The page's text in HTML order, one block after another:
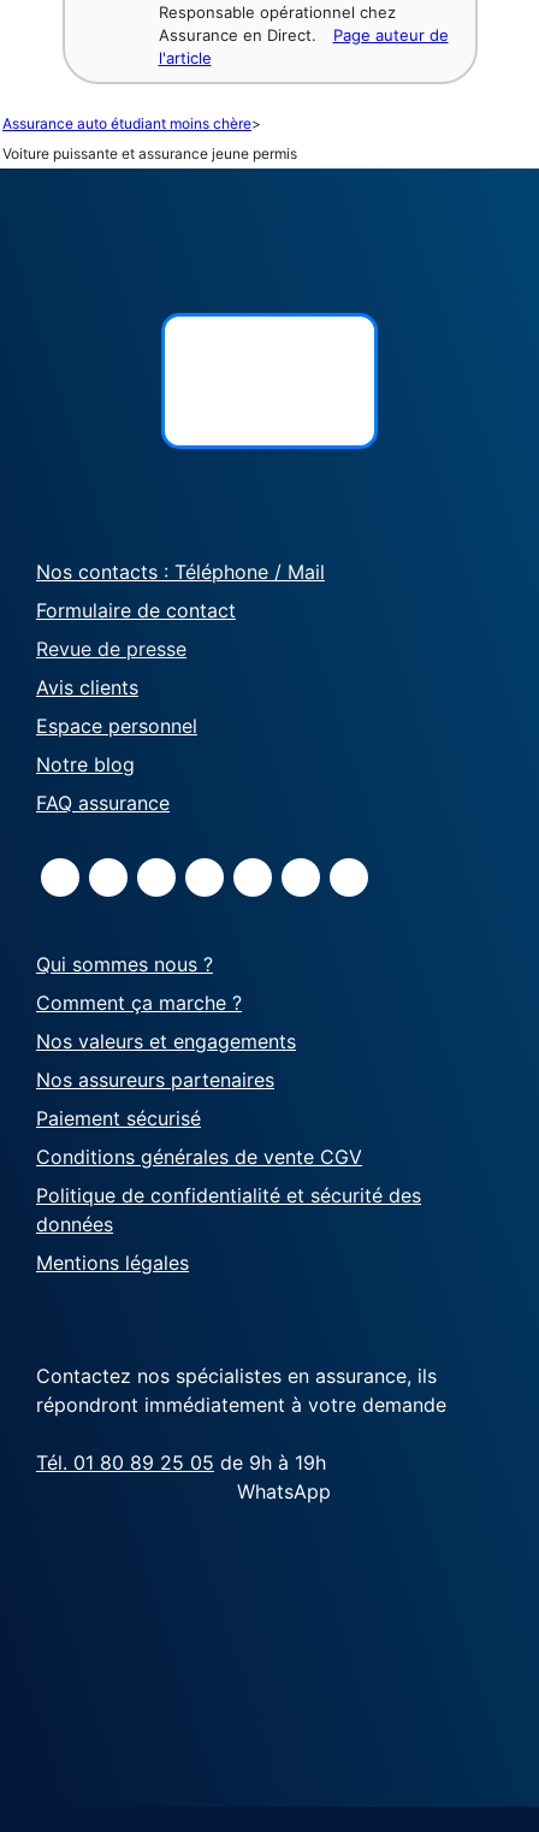
Responsable opérationnel chez
Assurance en Direct.
Page auteur de
l'article
Assurance auto étudiant moins chère>
Voiture puissante et assurance jeune permis
Nos contacts : Téléphone / Mail
Formulaire de contact
Revue de presse
Avis clients
Espace personnel
Notre blog
FAQ assurance
Qui sommes nous ?
Comment ça marche ?
Nos valeurs et engagements
Nos assureurs partenaires
Paiement sécurisé
Conditions générales de vente CGV
Politique de confidentialité et sécurité des
données
Mentions légales
Contactez nos spécialistes en assurance, ils
répondront immédiatement à votre demande
Tél. 01 80 89 25 05 de 9h à 19h
WhatsApp